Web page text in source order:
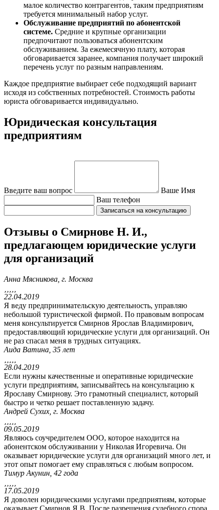
малое количество контрагентов, таким предприятиям
требуется минимальный набор услуг.
Обслуживание предприятий по абонентской
системе. Средние и крупные организации
предпочитают пользоваться абонентским
обслуживанием. За ежемесячную плату, которая
обговаривается заранее, компания получает широкий
перечень услуг по разным направлениям.
Каждое предприятие выбирает себе подходящий вариант
исходя из собственных потребностей. Стоимость работы
юриста обговаривается индивидуально.
Юридическая консультация
предприятиям
Введите ваш вопрос
Ваше Имя
Ваш телефон
Отзывы о Смирнове Н. И.,
предлагающем юридические услуги
для организаций
Анна Мясникова, г. Москва
22.04.2019
Я веду предпринимательскую деятельность, управляю
небольшой туристической фирмой. По правовым вопросам
меня консультируется Смирнов Ярослав Владимирович,
предоставляющий юридические услуги для организаций. Он
не раз спасал меня в трудных ситуациях.
Аида Ватина, 35 лет
28.04.2019
Если нужны качественные и оперативные юридические
услуги предприятиям, записывайтесь на консультацию к
Ярославу Смирнову. Это грамотный специалист, который
быстро и четко решает поставленную задачу.
Андрей Сухих, г. Москва
09.05.2019
Являюсь соучредителем ООО, которое находится на
абонентском обслуживании у Николая Игоревича. Он
оказывает юридические услуги для организаций много лет, и
этот опыт помогает ему справляться с любым вопросом.
Тимур Акунин, 42 года
17.05.2019
Я доволен юридическими услугами предприятиям, которые
оказывает Смирнов Я.В. После разрешения судебного спора